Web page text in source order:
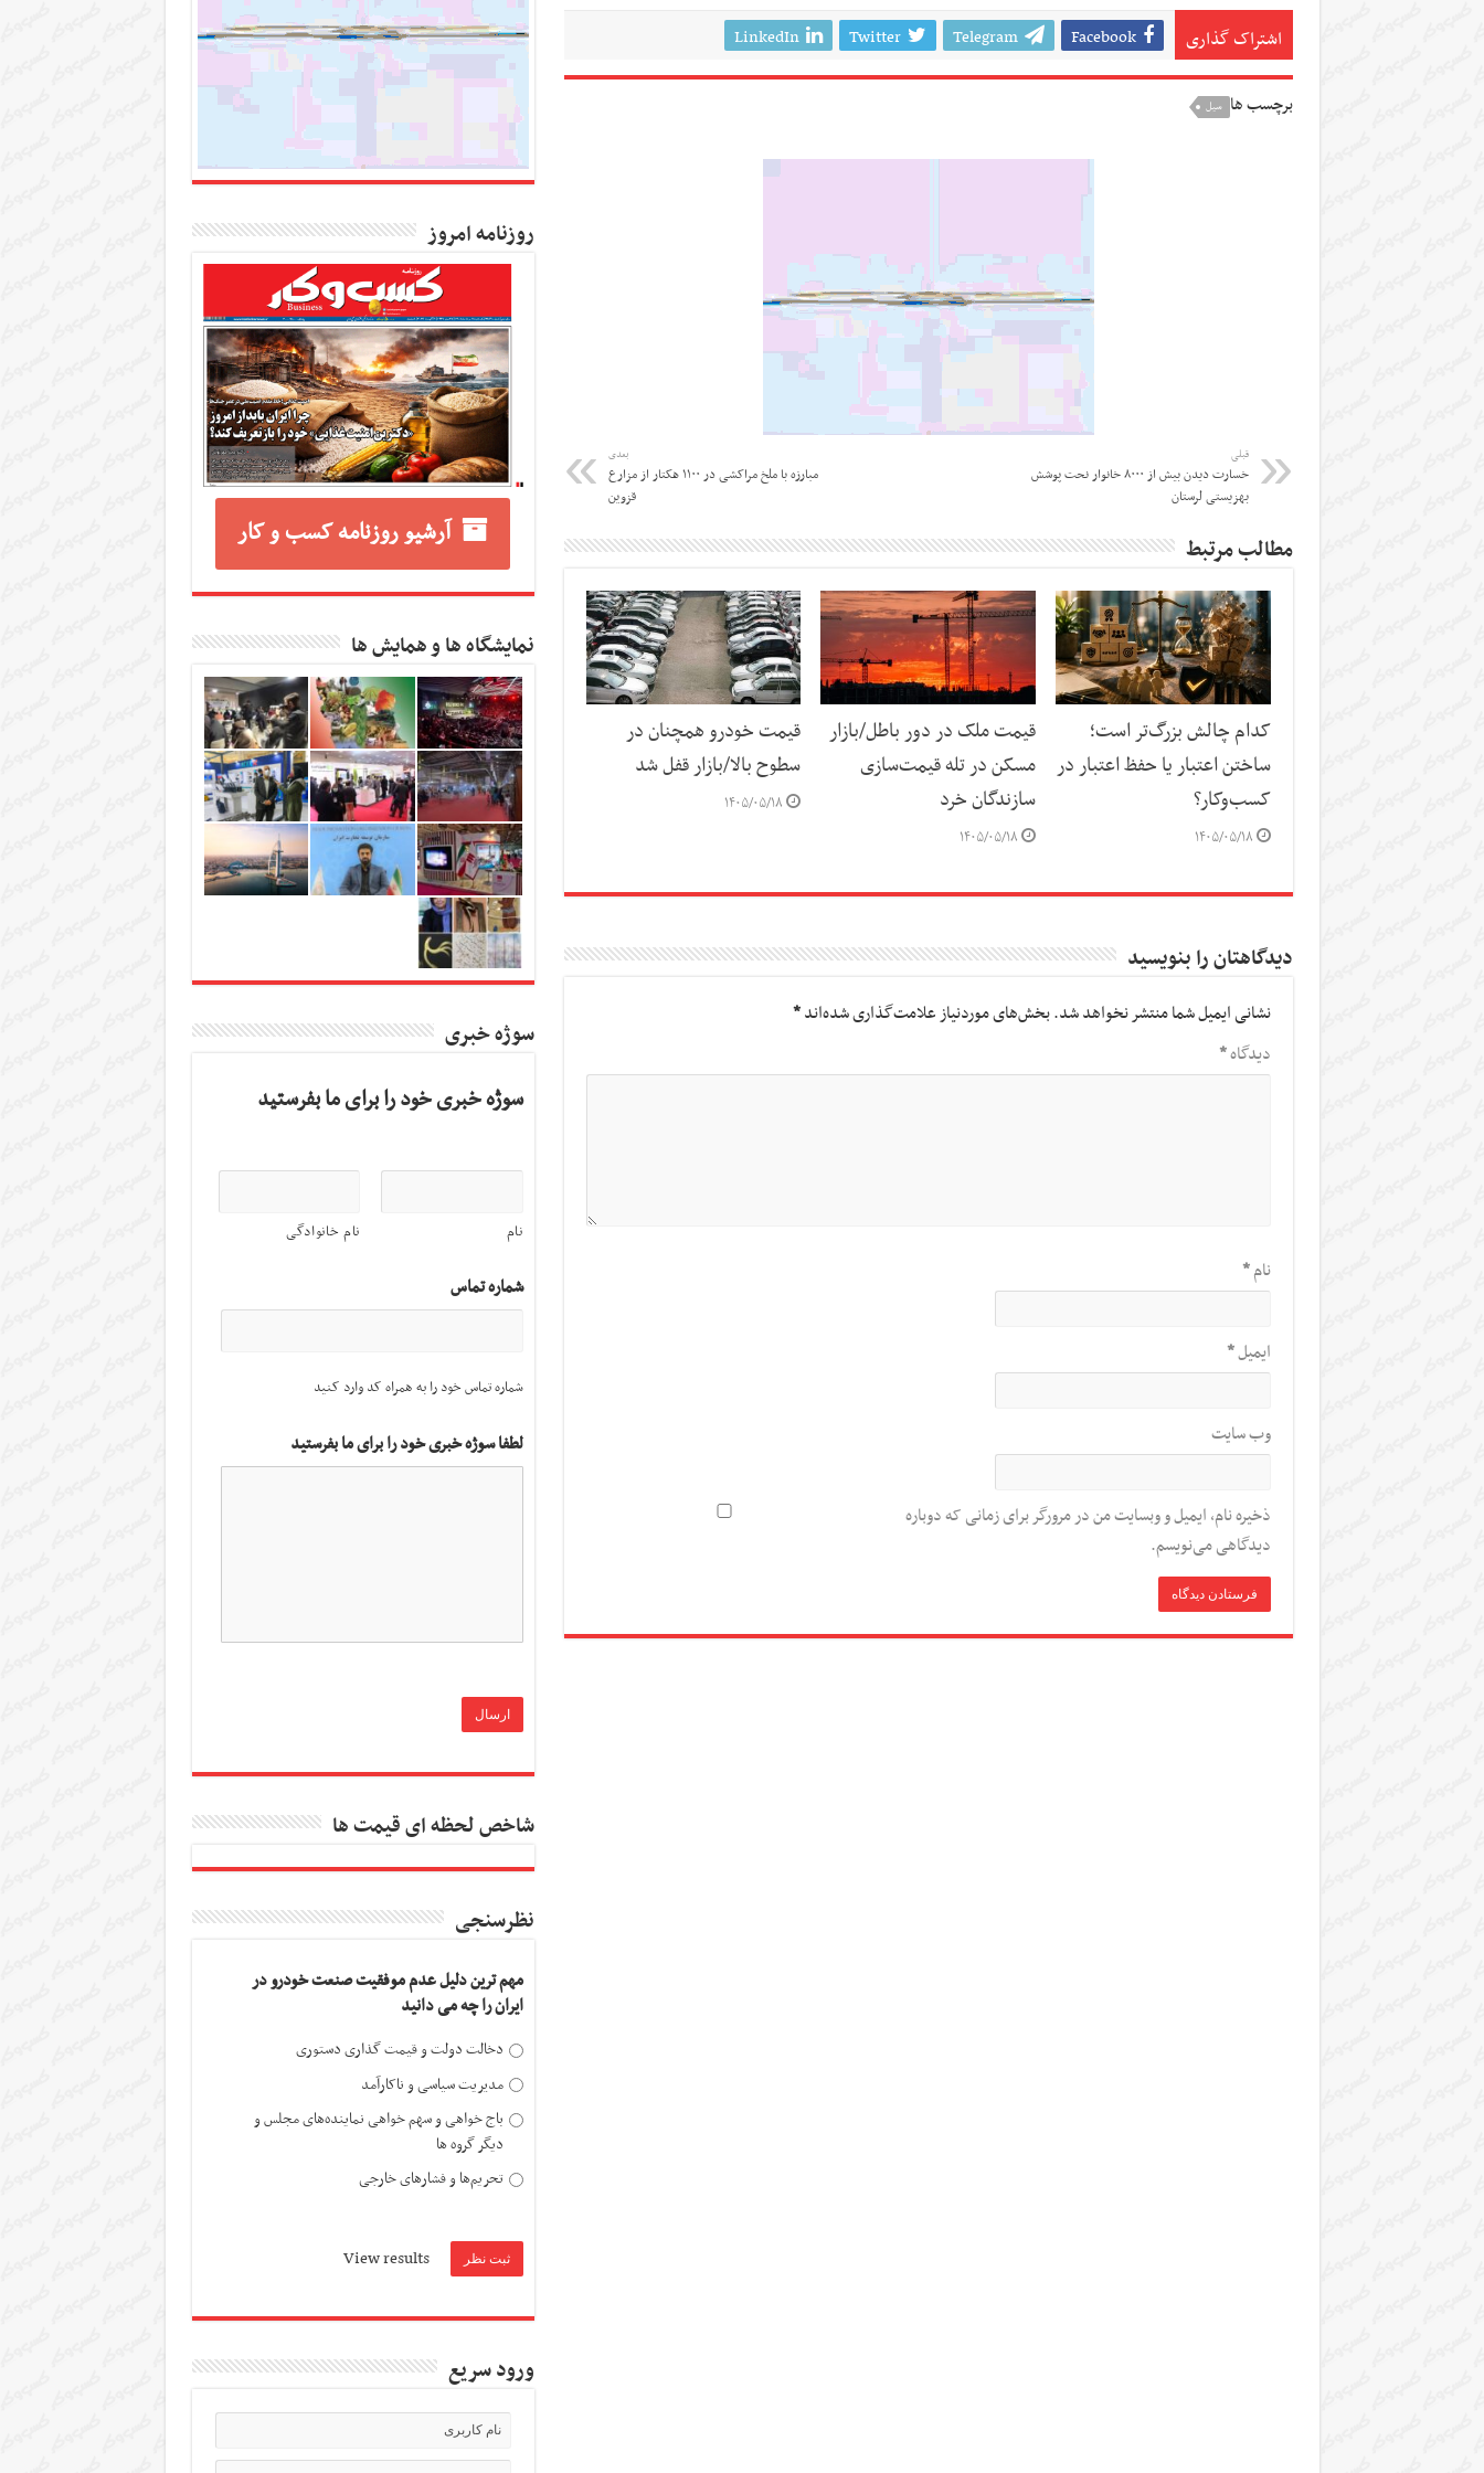
اشتراک گذاری Facebook
Telegram
Twitter
LinkedIn
برچسب ها سیل
قبلی
خسارت دیدن بیش از ۸۰۰۰ خانوار نحت پوشش
بهزیستی لرستان
بعدی
مبارزه با ملخ مراکشی در ۱۱۰۰ هکتار از مزارع
قزوین
مطالب مرتبط
کدام چالش بزرگ‌تر است؛
ساختن اعتبار یا حفظ اعتبار در
کسب‌وکار؟
۱۴۰۵/۰۵/۱۸
قیمت ملک در دور باطل/بازار
مسکن در تله قیمت‌سازی
سازندگان خرد
۱۴۰۵/۰۵/۱۸
قیمت خودرو همچنان در
سطوح بالا/بازار قفل شد
۱۴۰۵/۰۵/۱۸
دیدگاهتان را بنویسید
نشانی ایمیل شما منتشر نخواهد شد.بخش‌های موردنیاز علامت‌گذاری شده‌اند*
دیدگاه*
نام*
ایمیل*
وب‌ سایت
ذخیره نام، ایمیل و وبسایت من در مرورگر برای زمانی که دوباره
دیدگاهی می‌نویسم.
روزنامه امروز
آرشیو روزنامه کسب و کار
نمایشگاه ها و همایش ها
سوژه خبری
سوژه خبری خود را برای ما بفرستید
نام نام خانوادگی
شماره تماس
شماره تماس خود را به همراه کد وارد کنید
لطفا سوژه خبری خود را برای ما بفرستید
شاخص لحظه ای قیمت ها
نظرسنجی
مهم ترین دلیل عدم موفقیت صنعت خودرو در
ایران را چه می دانید
دخالت دولت و قیمت گذاری دستوری
مدیریت سیاسی و ناکارآمد
باج خواهی و سهم خواهی نماینده‌های مجلس و
دیگر گروه ها
تحریم‌ها و فشارهای خارجی
View results
ورود سریع